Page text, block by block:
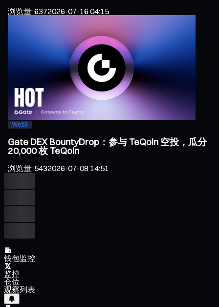
浏览量:6372026-07-16 04:15
Web3
Gate DEX BountyDrop：参与 TeQoin 空投，瓜分
20,000 枚 TeQoin
浏览量: 5432026-07-08 14:51
钱包监控
监控
仓位
观察列表